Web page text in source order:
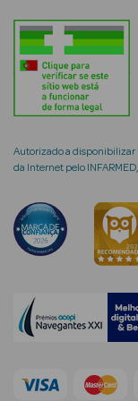
Rosto e
Ver Tudo
Rosto
Creme de
Autorizado a disponibilizar
da Internet pelo INFARMED,